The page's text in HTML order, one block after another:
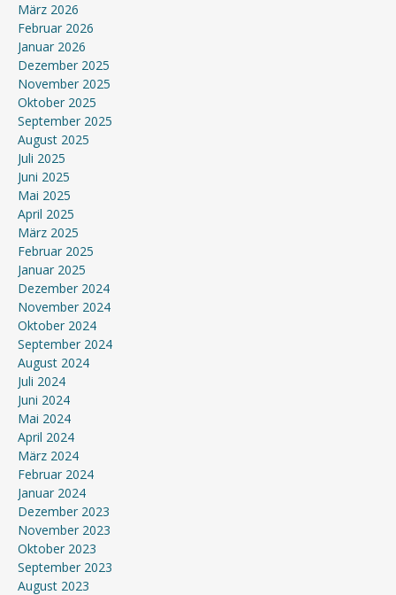
März 2026
Februar 2026
Januar 2026
Dezember 2025
November 2025
Oktober 2025
September 2025
August 2025
Juli 2025
Juni 2025
Mai 2025
April 2025
März 2025
Februar 2025
Januar 2025
Dezember 2024
November 2024
Oktober 2024
September 2024
August 2024
Juli 2024
Juni 2024
Mai 2024
April 2024
März 2024
Februar 2024
Januar 2024
Dezember 2023
November 2023
Oktober 2023
September 2023
August 2023